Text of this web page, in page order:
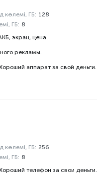
көлемі, ГБ: 128
ГБ: 8
экран, цена.
рекламы.
аппарат за свой деньги.
көлемі, ГБ: 256
ГБ: 8
телефон за свои деньги.